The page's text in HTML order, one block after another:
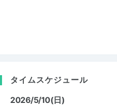
タイムスケジュール
2026/5/10(日)